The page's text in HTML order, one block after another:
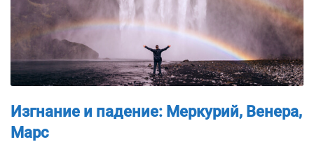
Изгнание и падение: Меркурий, Венера,
Марс